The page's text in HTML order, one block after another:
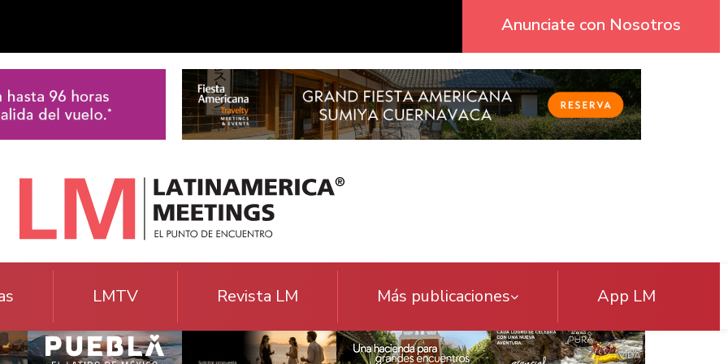
Anunciate con Nosotros
LMTV Revista LM Más publicaciones App LM